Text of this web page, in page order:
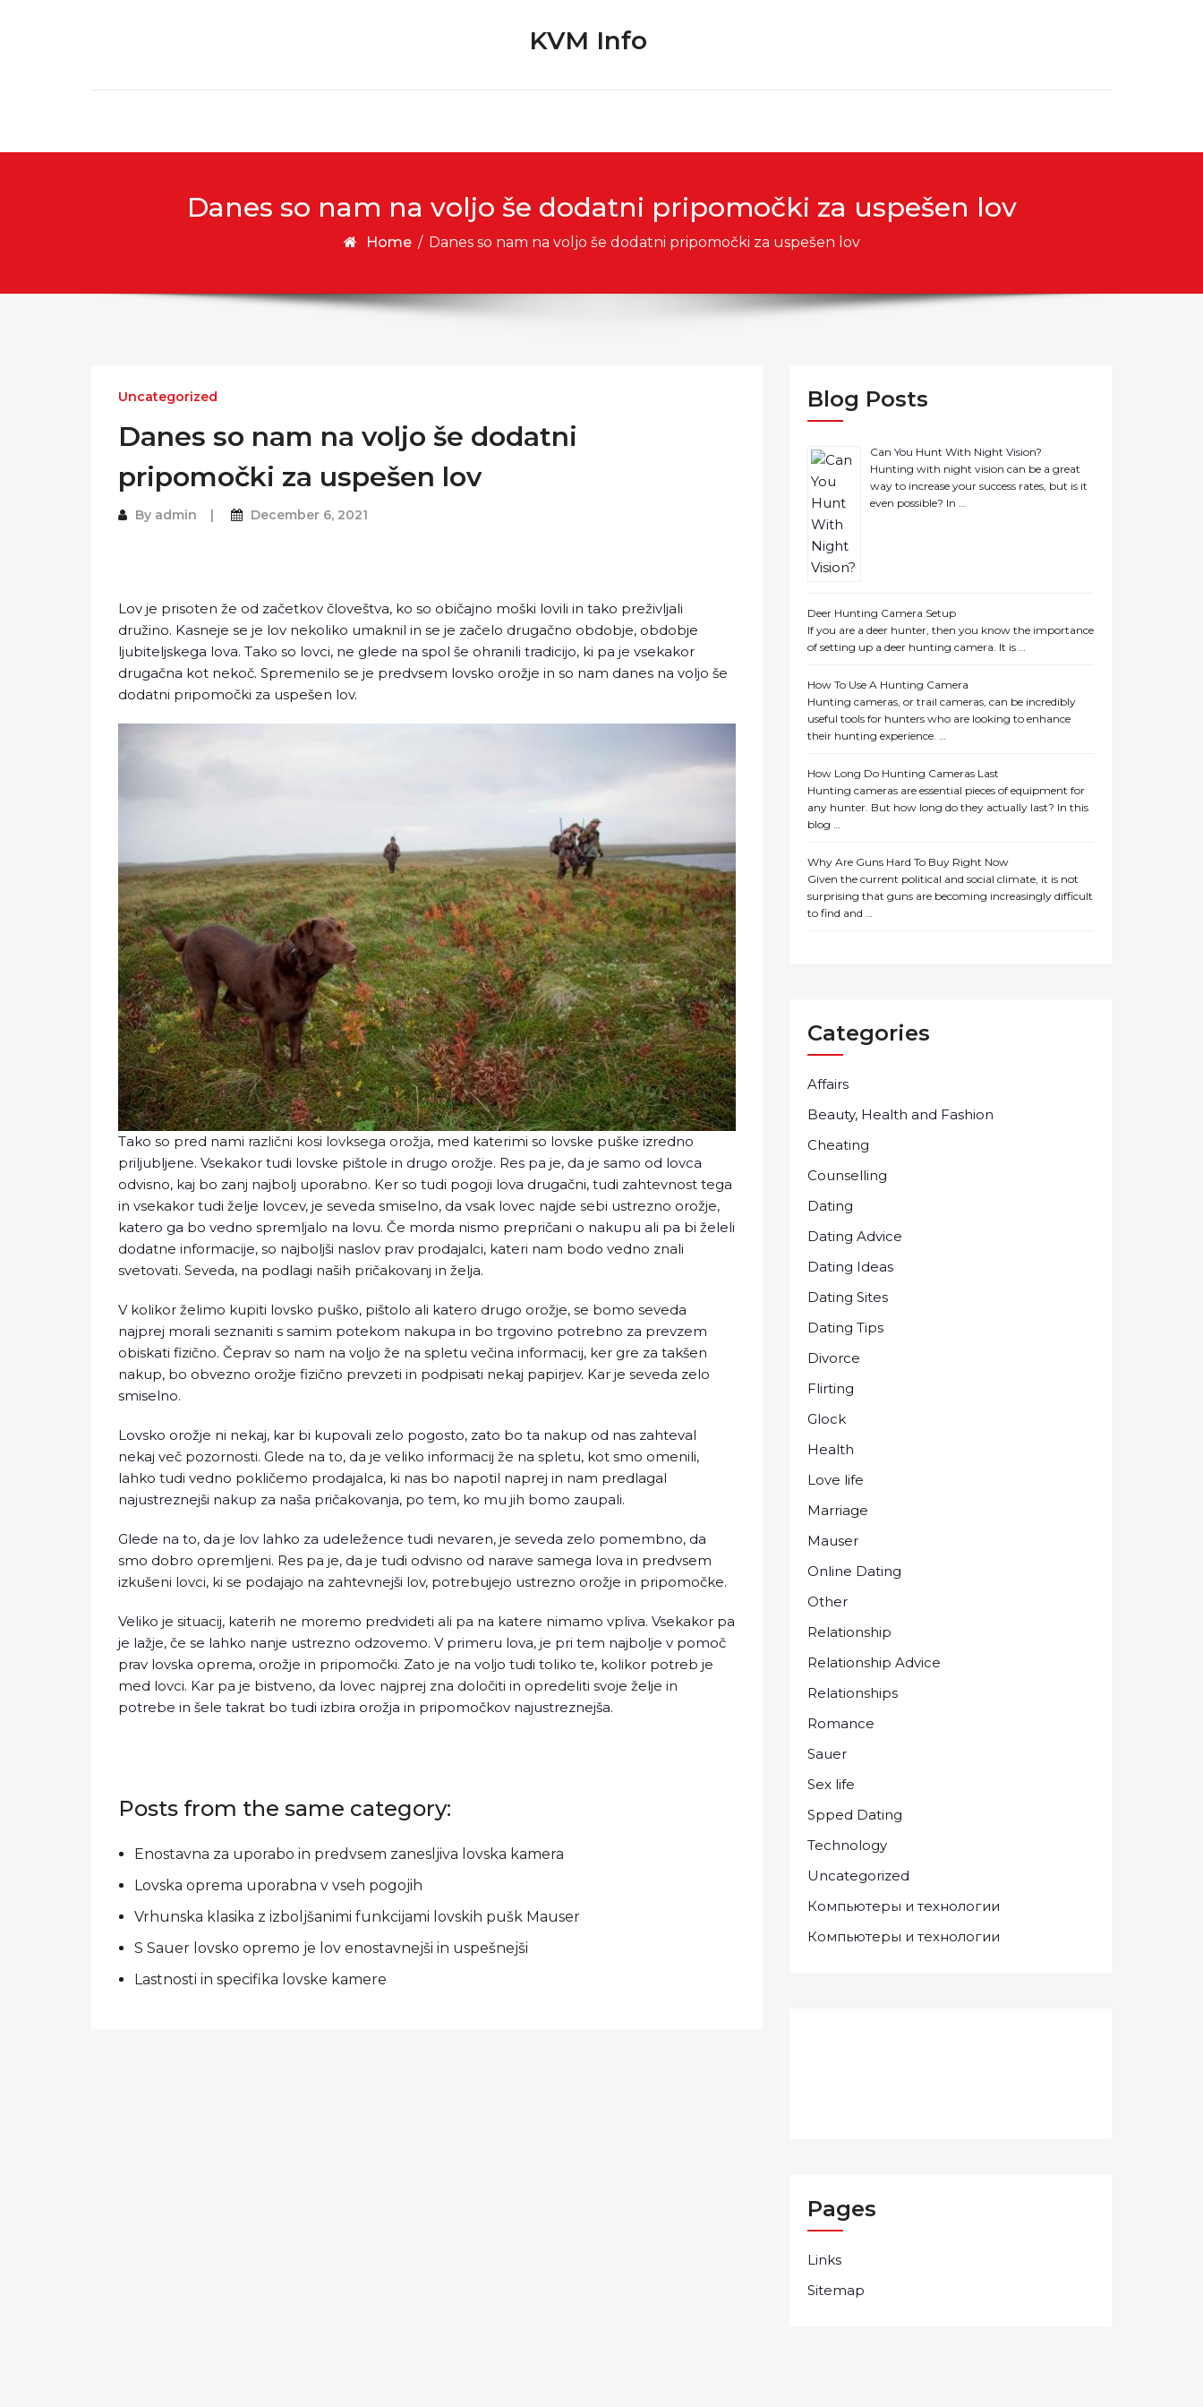
KVM Info
Danes so nam na voljo še dodatni pripomočki za uspešen lov
Home / Danes so nam na voljo še dodatni pripomočki za uspešen lov
Uncategorized
Danes so nam na voljo še dodatni
pripomočki za uspešen lov
By admin December 6, 2021
Lov je prisoten že od začetkov človeštva, ko so običajno moški lovili in tako preživljali
družino. Kasneje se je lov nekoliko umaknil in se je začelo drugačno obdobje, obdobje
ljubiteljskega lova. Tako so lovci, ne glede na spol še ohranili tradicijo, ki pa je vsekakor
drugačna kot nekoč. Spremenilo se je predvsem lovsko orožje in so nam danes na voljo še
dodatni pripomočki za uspešen lov.
Tako so pred nami različni kosi lovksega orožja, med katerimi so lovske puške izredno
priljubljene. Vsekakor tudi lovske pištole in drugo orožje. Res pa je, da je samo od lovca
odvisno, kaj bo zanj najbolj uporabno. Ker so tudi pogoji lova drugačni, tudi zahtevnost tega
in vsekakor tudi želje lovcev, je seveda smiselno, da vsak lovec najde sebi ustrezno orožje,
katero ga bo vedno spremljalo na lovu. Če morda nismo prepričani o nakupu ali pa bi želeli
dodatne informacije, so najboljši naslov prav prodajalci, kateri nam bodo vedno znali
svetovati. Seveda, na podlagi naših pričakovanj in želja.
V kolikor želimo kupiti lovsko puško, pištolo ali katero drugo orožje, se bomo seveda
najprej morali seznaniti s samim potekom nakupa in bo trgovino potrebno za prevzem
obiskati fizično. Čeprav so nam na voljo že na spletu večina informacij, ker gre za takšen
nakup, bo obvezno orožje fizično prevzeti in podpisati nekaj papirjev. Kar je seveda zelo
smiselno.
Lovsko orožje ni nekaj, kar bi kupovali zelo pogosto, zato bo ta nakup od nas zahteval
nekaj več pozornosti. Glede na to, da je veliko informacij že na spletu, kot smo omenili,
lahko tudi vedno pokličemo prodajalca, ki nas bo napotil naprej in nam predlagal
najustreznejši nakup za naša pričakovanja, po tem, ko mu jih bomo zaupali.
Glede na to, da je lov lahko za udeležence tudi nevaren, je seveda zelo pomembno, da
smo dobro opremljeni. Res pa je, da je tudi odvisno od narave samega lova in predvsem
izkušeni lovci, ki se podajajo na zahtevnejši lov, potrebujejo ustrezno orožje in pripomočke.
Veliko je situacij, katerih ne moremo predvideti ali pa na katere nimamo vpliva. Vsekakor pa
je lažje, če se lahko nanje ustrezno odzovemo. V primeru lova, je pri tem najbolje v pomoč
prav lovska oprema, orožje in pripomočki. Zato je na voljo tudi toliko te, kolikor potreb je
med lovci. Kar pa je bistveno, da lovec najprej zna določiti in opredeliti svoje želje in
potrebe in šele takrat bo tudi izbira orožja in pripomočkov najustreznejša.
Posts from the same category:
Enostavna za uporabo in predvsem zanesljiva lovska kamera
Lovska oprema uporabna v vseh pogojih
Vrhunska klasika z izboljšanimi funkcijami lovskih pušk Mauser
S Sauer lovsko opremo je lov enostavnejši in uspešnejši
Lastnosti in specifika lovske kamere
Blog Posts
Can You Hunt With Night Vision?
Hunting with night vision can be a great
way to increase your success rates, but is it
even possible? In …
Deer Hunting Camera Setup
If you are a deer hunter, then you know the importance
of setting up a deer hunting camera. It is …
How To Use A Hunting Camera
Hunting cameras, or trail cameras, can be incredibly
useful tools for hunters who are looking to enhance
their hunting experience. …
How Long Do Hunting Cameras Last
Hunting cameras are essential pieces of equipment for
any hunter. But how long do they actually last? In this
blog …
Why Are Guns Hard To Buy Right Now
Given the current political and social climate, it is not
surprising that guns are becoming increasingly difficult
to find and …
Categories
Affairs
Beauty, Health and Fashion
Cheating
Counselling
Dating
Dating Advice
Dating Ideas
Dating Sites
Dating Tips
Divorce
Flirting
Glock
Health
Love life
Marriage
Mauser
Online Dating
Other
Relationship
Relationship Advice
Relationships
Romance
Sauer
Sex life
Spped Dating
Technology
Uncategorized
Компьютеры и технологии
Компьютеры и технологии
Pages
Links
Sitemap